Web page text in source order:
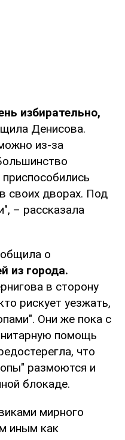
избирательно,
Денисова.
из-за
своих дворах. Под
– рассказала
о
из города.
в сторону
рискует уезжать,
Они же пока с
помощь
что
размоются и
блокаде.
мирного
иным как